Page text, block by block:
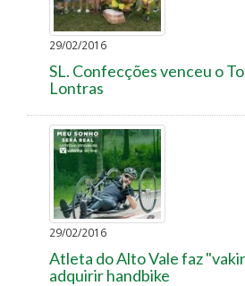
29/02/2016
SL. Confecções venceu o
Lontras
29/02/2016
Atleta do Alto Vale faz
adquirir handbike